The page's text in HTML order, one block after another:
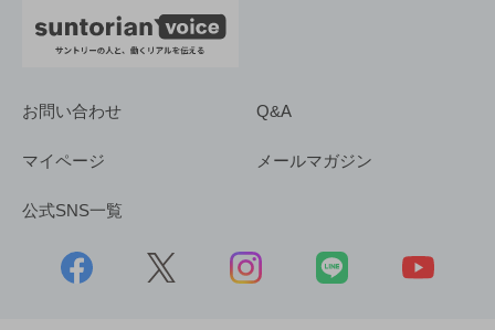
お問い合わせ Q&A
マイページ メールマガジン
公式SNS一覧